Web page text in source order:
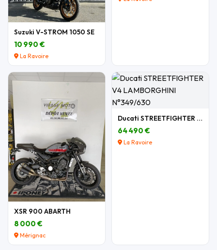
Suzuki V-STROM 1050 SE
10 990 €
La Ravoire
XSR 900 ABARTH
8 000 €
Mérignac
Ducati STREETFIGHTER V4 LAMBORGHINI N°349/630
64 490 €
La Ravoire